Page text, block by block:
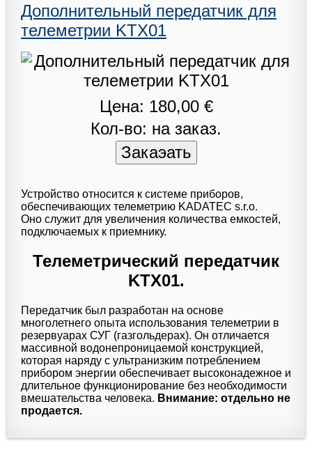
Дополнительный передатчик для
телеметрии KTX01
Цена: 180,00 €
Кол-во: на заказ.
Устройство относится к системе приборов,
обеспечивающих телеметрию KADATEC s.r.o.
Оно служит для увеличения количества емкостей,
подключаемых к приемнику.
Телеметрический передатчик
KTX01.
Передатчик был разработан на основе
многолетнего опыта использования телеметрии в
резервуарах СУГ (газгольдерах). Он отличается
массивной водонепроницаемой конструкцией,
которая наряду с ультранизким потреблением
прибором энергии обеспечивает высоконадежное и
длительное функционирование без необходимости
вмешательства человека. Внимание: отдельно не
продается.